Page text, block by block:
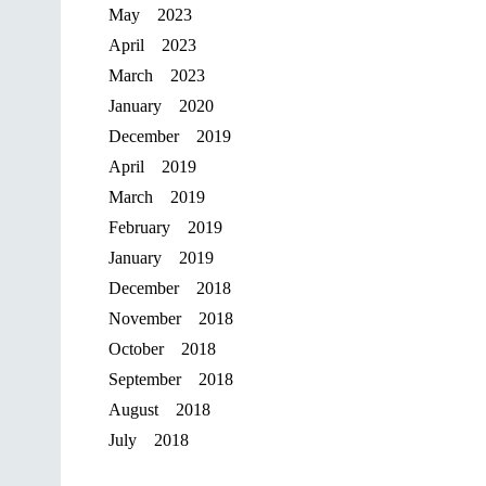
May 2023
April 2023
March 2023
January 2020
December 2019
April 2019
March 2019
February 2019
January 2019
December 2018
November 2018
October 2018
September 2018
August 2018
July 2018